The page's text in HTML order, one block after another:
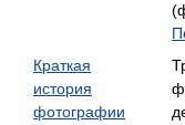
Краткая
история
фотографии